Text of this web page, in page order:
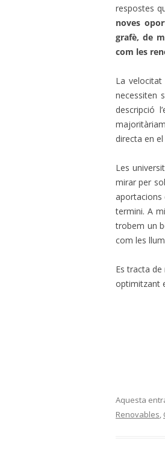
respostes
noves
grafè, de
com les
La
necessiten
descripció
directa en
Les
mirar per
aportacions
termini. A
trobem un
com les
Es tracta
optimitzant
Aquesta
Renovables,